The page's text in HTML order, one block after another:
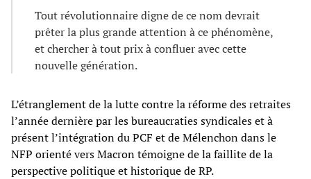
Tout révolutionnaire digne de ce nom devrait
prêter la plus grande attention à ce phénomène,
et chercher à tout prix à confluer avec cette
nouvelle génération.
L’étranglement de la lutte contre la réforme des retraites
l’année dernière par les bureaucraties syndicales et à
présent l’intégration du PCF et de Mélenchon dans le
NFP orienté vers Macron témoigne de la faillite de la
perspective politique et historique de RP.